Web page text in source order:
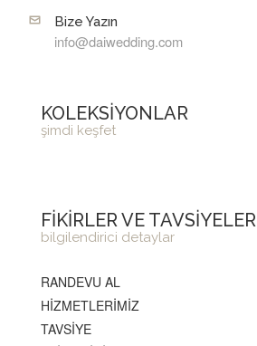
Bize Yazın
info@daiwedding.com
KOLEKSİYONLAR
şimdi keşfet
FİKİRLER VE TAVSİYELER
bilgilendirici detaylar
RANDEVU AL
HİZMETLERİMİZ
TAVSİYE